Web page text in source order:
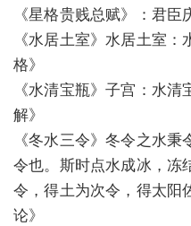
《星格贵贱总赋》：君臣
《水居土室》水居土室
格》
《水清宝瓶》子宫：水
解》
《冬水三令》冬令之水
令也。斯时点水成冰，冻
令，得土为次令，得太阳
论》